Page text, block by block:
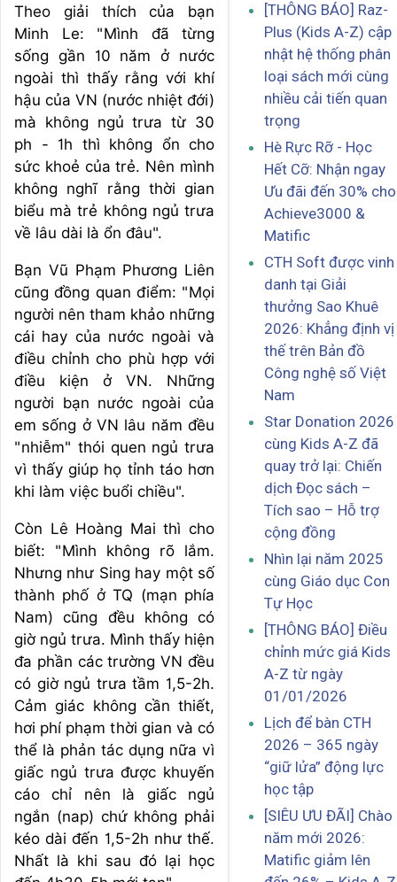
Theo giải thích của bạn
Minh Le: "Mình đã từng
sống gần 10 năm ở nước
ngoài thì thấy rằng với khí
hậu của VN (nước nhiệt đới)
mà không ngủ trưa từ 30
ph - 1h thì không ổn cho
sức khoẻ của trẻ. Nên mình
không nghĩ rằng thời gian
biểu mà trẻ không ngủ trưa
về lâu dài là ổn đâu".
Bạn Vũ Phạm Phương Liên
cũng đồng quan điểm: "Mọi
người nên tham khảo những
cái hay của nước ngoài và
điều chỉnh cho phù hợp với
điều kiện ở VN. Những
người bạn nước ngoài của
em sống ở VN lâu năm đều
"nhiễm" thói quen ngủ trưa
vì thấy giúp họ tỉnh táo hơn
khi làm việc buổi chiều".
Còn Lê Hoàng Mai thì cho
biết: "Mình không rõ lắm.
Nhưng như Sing hay một số
thành phố ở TQ (mạn phía
Nam) cũng đều không có
giờ ngủ trưa. Mình thấy hiện
đa phần các trường VN đều
có giờ ngủ trưa tầm 1,5-2h.
Cảm giác không cần thiết,
hơi phí phạm thời gian và có
thể là phản tác dụng nữa vì
giấc ngủ trưa được khuyến
cáo chỉ nên là giấc ngủ
ngắn (nap) chứ không phải
kéo dài đến 1,5-2h như thế.
Nhất là khi sau đó lại học
[THÔNG BÁO] Raz-
Plus (Kids A-Z) cập
nhật hệ thống phân
loại sách mới cùng
nhiều cải tiến quan
trọng
Hè Rực Rỡ - Học
Hết Cỡ: Nhận ngay
Ưu đãi đến 30% cho
Achieve3000 &
Matific
CTH Soft được vinh
danh tại Giải
thưởng Sao Khuê
2026: Khẳng định vị
thế trên Bản đồ
Công nghệ số Việt
Nam
Star Donation 2026
cùng Kids A-Z đã
quay trở lại: Chiến
dịch Đọc sách –
Tích sao – Hỗ trợ
cộng đồng
Nhìn lại năm 2025
cùng Giáo dục Con
Tự Học
[THÔNG BÁO] Điều
chỉnh mức giá Kids
A-Z từ ngày
01/01/2026
Lịch để bàn CTH
2026 – 365 ngày
“giữ lửa” động lực
học tập
[SIÊU ƯU ĐÃI] Chào
năm mới 2026:
Matific giảm lên